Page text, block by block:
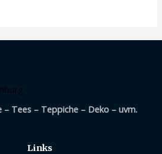
– Tees – Teppiche – Deko – uvm.
Links